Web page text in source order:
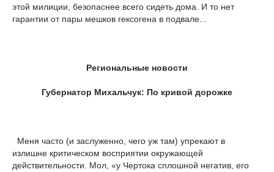
этой милиции, безопаснее всего сидеть дома. И то нет
гарантии от пары мешков гексогена в подвале...
Региональные новости
Губернатор Михальчук: По кривой дорожке
Меня часто (и заслуженно, чего уж там) упрекают в
излишне критическом восприятии окружающей
действительности. Мол, «у Чертока сплошной негатив, его